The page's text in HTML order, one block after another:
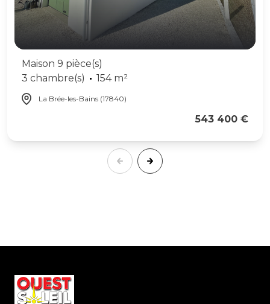
Maison 9 pièce(s)
3 chambre(s)
154 m²
La Brée-les-Bains (17840)
543 400 €